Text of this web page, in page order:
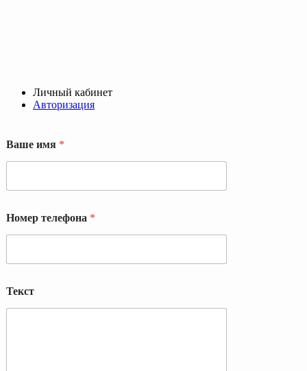
Личный кабинет
Авторизация
Ваше имя *
Номер телефона *
е
л
Текст